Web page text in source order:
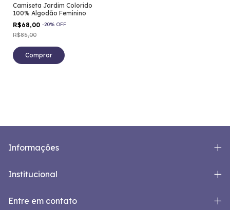
Camiseta Jardim Colorido
100% Algodão Feminino
R$68,00 -20% OFF
R$85,00
Comprar
Informações
Institucional
Entre em contato